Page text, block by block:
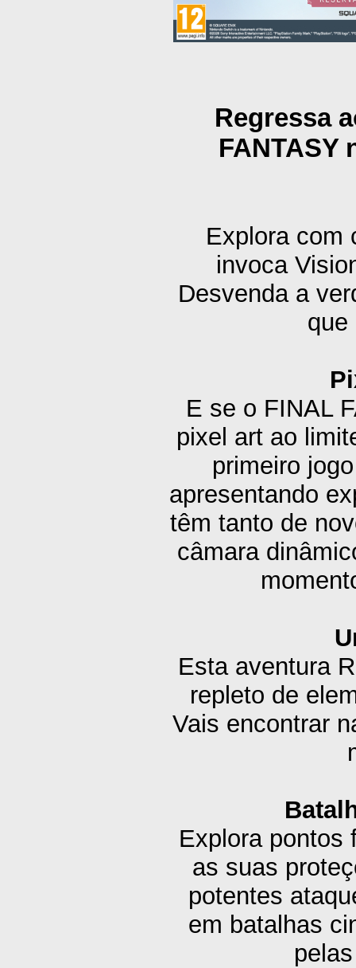
Regressa
FANTASY
Explora com
invoca
Desvenda a
que
E se o FINAL
pixel art ao
primeiro
apresentando
têm tanto de
câmara
Esta aventura
repleto de
Vais encontrar
Explora pontos
as suas
potentes
em batalhas